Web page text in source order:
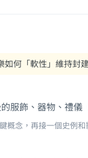
如何「軟性」維持
服飾、器物、禮
概念，再接一個史例